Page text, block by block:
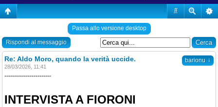
#
Passa allo versione desktop
Rispondi al messaggio
barionu ↓
Re: Aldo Moro, quando la verità uccide.
28/03/2026, 11:41
------------------------
INTERVISTA A FIORONI